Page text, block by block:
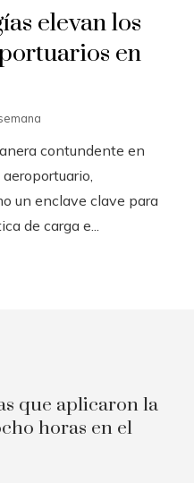
elevan los
en
contundente en
un enclave clave para
de carga e...
que aplicaron la
horas en el